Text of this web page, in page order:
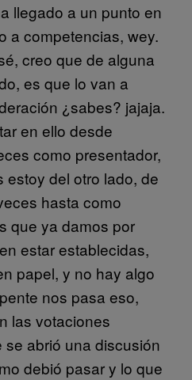
llegado a un punto en
a competencias, wey.
creo que de alguna
es que lo van a
¿sabes? jajaja.
en ello desde
como presentador,
del otro lado, de
hasta como
que ya damos por
estar establecidas,
papel, y no hay algo
nos pasa eso,
las votaciones
se abrió una discusión
debió pasar y lo que